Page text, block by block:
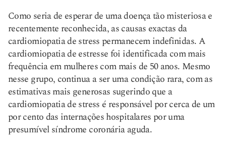
Como seria de esperar de uma doença tão misteriosa e
recentemente reconhecida, as causas exactas da
cardiomiopatia de stress permanecem indefinidas. A
cardiomiopatia de estresse foi identificada com mais
frequência em mulheres com mais de 50 anos. Mesmo
nesse grupo, continua a ser uma condição rara, com as
estimativas mais generosas sugerindo que a
cardiomiopatia de stress é responsável por cerca de um
por cento das internações hospitalares por uma
presumível síndrome coronária aguda.